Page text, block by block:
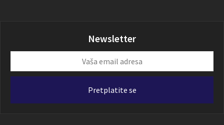
Newsletter
email
Pretplatite se